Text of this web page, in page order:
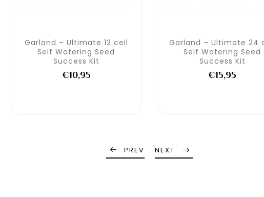
Garland – Ultimate 12 cell
Self Watering Seed
Success Kit
€10,95
Garland – Ultimate 24
Self Watering Seed
Success Kit
€15,95
PREV NEXT